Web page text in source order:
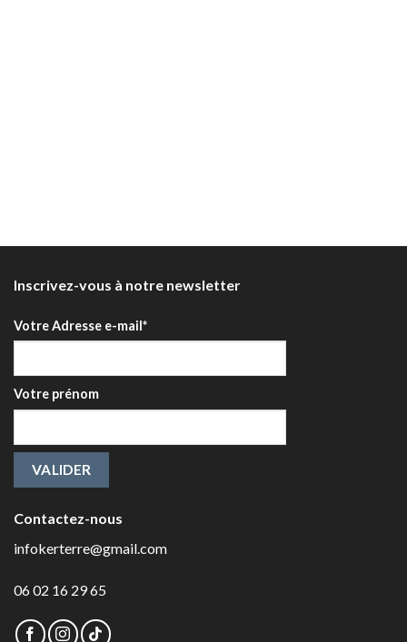
Inscrivez-vous à notre newsletter
Votre Adresse e-mail*
Votre prénom
Contactez-nous
infokerterre@gmail.com
06 02 16 29 65